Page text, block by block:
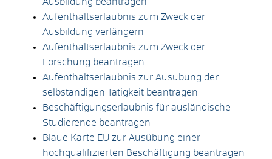
Ausbildung beantragen
Aufenthaltserlaubnis zum Zweck der
Ausbildung verlängern
Aufenthaltserlaubnis zum Zweck der
Forschung beantragen
Aufenthaltserlaubnis zur Ausübung der
selbständigen Tätigkeit beantragen
Beschäftigungserlaubnis für ausländische
Studierende beantragen
Blaue Karte EU zur Ausübung einer
hochqualifizierten Beschäftigung beantragen